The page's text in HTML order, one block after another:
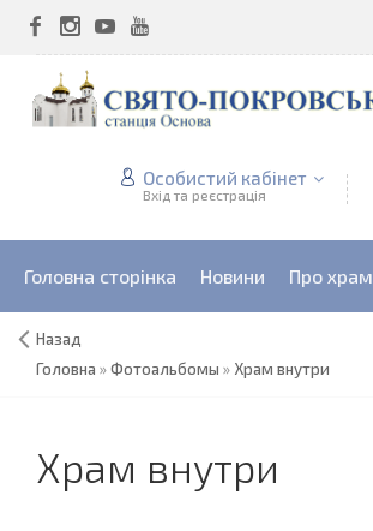
Особистий кабінет
Вхід та реєстрація
Головна сторінка Новини Про храм
Назад
Головна »Фотоальбомы » Храм внутри
Храм внутри